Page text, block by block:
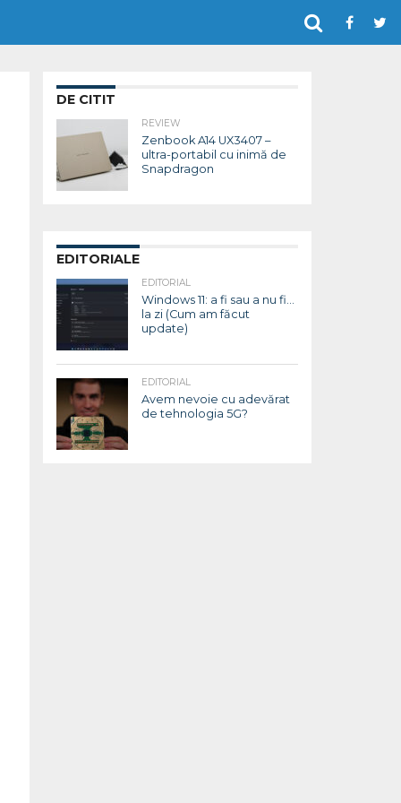
DE CITIT
REVIEW
Zenbook A14 UX3407 –
ultra-portabil cu inimă de
Snapdragon
EDITORIALE
EDITORIAL
Windows 11: a fi sau a nu fi…
la zi (Cum am făcut
update)
EDITORIAL
Avem nevoie cu adevărat
de tehnologia 5G?